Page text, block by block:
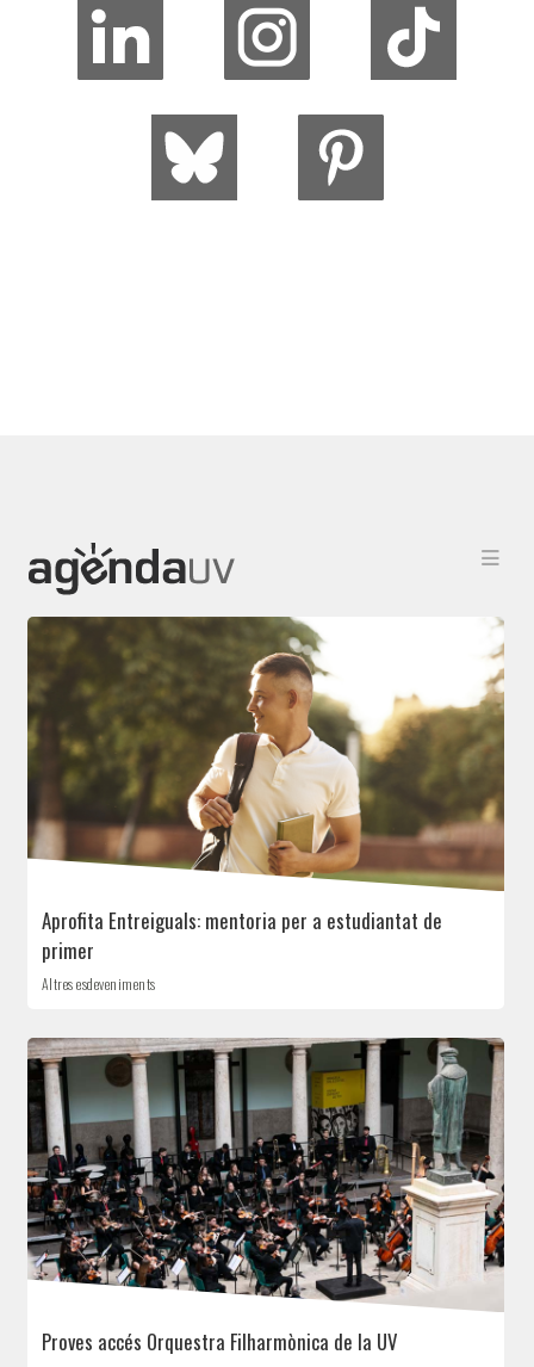
AgendaUV
Aprofita Entreiguals: mentoria per a estudiantat de
primer
Altres esdeveniments
Proves accés Orquestra Filharmònica de la UV